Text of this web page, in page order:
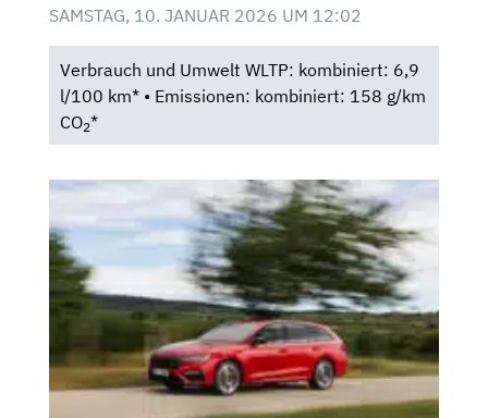
SAMSTAG, 10. JANUAR 2026 UM 12:02
Verbrauch und Umwelt WLTP: kombiniert: 6,9
l/100 km* • Emissionen: kombiniert: 158 g/km
CO2*